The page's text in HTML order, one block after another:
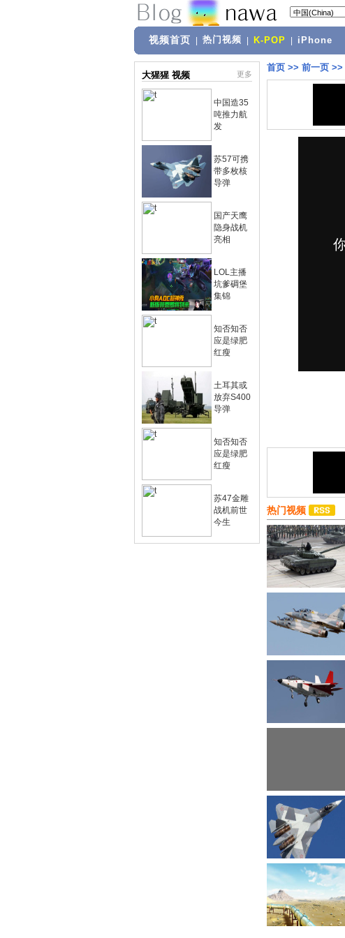
视频首页 热门视频 K-POP iPhone
大猩猩 视频 更多
中国造35
吨推力航
发
苏57可携
带多枚核
导弹
国产天鹰
隐身战机
亮相
LOL主播
坑爹碉堡
集锦
知否知否
应是绿肥
红瘦
土耳其或
放弃S400
导弹
知否知否
应是绿肥
红瘦
苏47金雕
战机前世
今生
首页 >> 前一页 >>
热门视频